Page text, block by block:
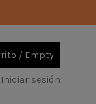
/ Empty
Iniciar sesión